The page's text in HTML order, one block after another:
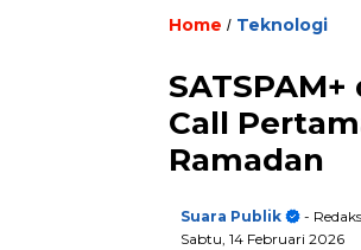
Home / Teknologi
Call
Ramadan
Suara Publik
-
Sabtu, 14 Februari 2026